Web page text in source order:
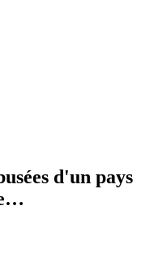
d'un pays